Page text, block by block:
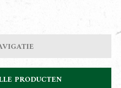
PRODUCTEN